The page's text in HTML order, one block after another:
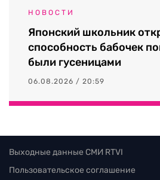
НОВОСТИ
Японский школьник
способность бабочек
были гусеницами
06.08.2026 / 20:59
Выходные данные СМИ RTVI
Пользовательское соглашение